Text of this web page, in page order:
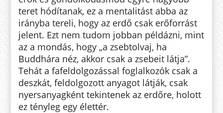
teret hó­díta­nak, ez a mentalitást ab­ba az
irányba tereli, hogy az erdő csak erőforrást
jelent. Ezt nem tudom jobban pél­dázni, mint
az a mondás, hogy „a zsebtolvaj, ha
Buddhára néz, akkor csak a zsebeit látja”.
Tehát a fafeldolgozással fog­lalkozók csak a
deszkát, feldolgozott anyagot látják, csak
nyersanyagként tekintenek az erdőre, holott
ez tényleg egy élettér.